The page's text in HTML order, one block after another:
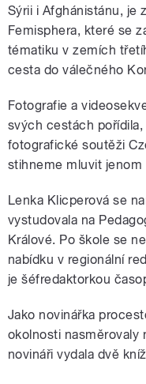
Sýrii i Afghánistánu, je
Femisphera, které se
tématiku v zemích
cesta do válečného
Fotografie a
svých cestách
fotografické soutěži
stihneme mluvit jenom
Lenka Klicperová se
vystudovala na
Králové. Po škole se
nabídku v regionální
je šéfredaktorkou
Jako novinářka
okolnosti nasměrovaly
novináři vydala dvě